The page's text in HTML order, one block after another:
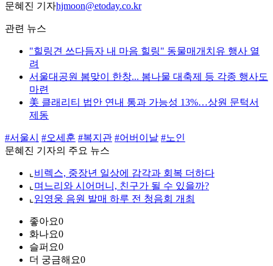
문혜진 기자hjmoon@etoday.co.kr
관련 뉴스
"힐링견 쓰다듬자 내 마음 힐링" 동물매개치유 행사 열
려
서울대공원 봄맞이 한창... 봄나물 대축제 등 각종 행사도
마련
美 클래리티 법안 연내 통과 가능성 13%…상원 문턱서
제동
#서울시 #오세훈 #복지관 #어버이날 #노인
문혜진 기자의 주요 뉴스
⌞ 비렉스, 중장년 일상에 감각과 회복 더하다
⌞ 며느리와 시어머니, 친구가 될 수 있을까?
⌞ 임영웅 음원 발매 하루 전 청음회 개최
좋아요0
화나요0
슬퍼요0
더 궁금해요0